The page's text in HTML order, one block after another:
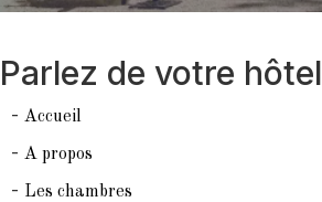
Parlez de votre hôtel
- Accueil
- A propos
- Les chambres